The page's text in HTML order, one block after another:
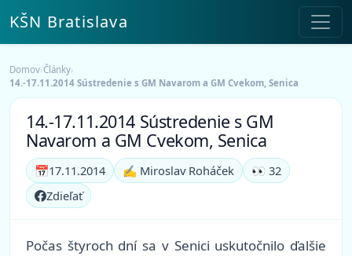
KŠN Bratislava
Domov›Články›
14.-17.11.2014 Sústredenie s GM Navarom a GM Cvekom, Senica
14.-17.11.2014 Sústredenie s GM
Navarom a GM Cvekom, Senica
📅17.11.2014 ✍️ Miroslav Roháček
👀 32
Zdieľať
Počas štyroch dní sa v Senici uskutočnilo ďalšie